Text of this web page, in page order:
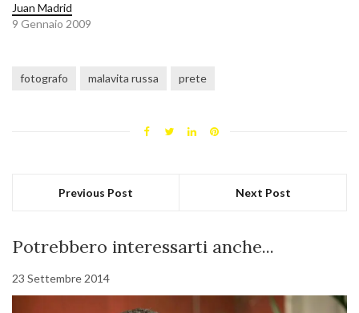
Juan Madrid
9 Gennaio 2009
fotografo malavita russa prete
Previous Post Next Post
Potrebbero interessarti anche...
23 Settembre 2014